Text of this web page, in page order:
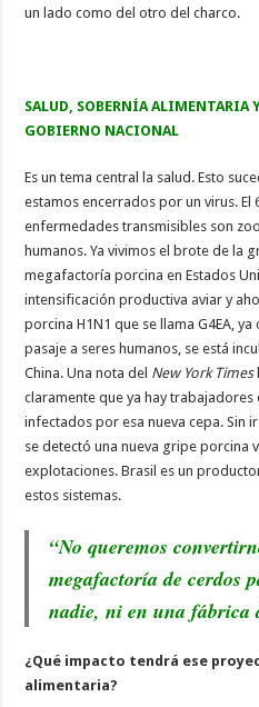
un lado como del otro del charco.
SALUD, SOBERNÍA ALIMENTARIA
GOBIERNO NACIONAL
Es un tema central la salud. Esto
estamos encerrados por un virus. El
enfermedades transmisibles son
humanos. Ya vivimos el brote de la
megafactoría porcina en Estados
intensificación productiva aviar y
porcina H1N1 que se llama G4EA,
pasaje a seres humanos, se está
China. Una nota del New York Times
claramente que ya hay
infectados por esa nueva cepa. Sin
se detectó una nueva gripe porcina
explotaciones. Brasil es un
estos sistemas.
“No queremos
megafactoría de cerdos
nadie, ni en una fábrica
¿Qué impacto tendrá ese
alimentaria?